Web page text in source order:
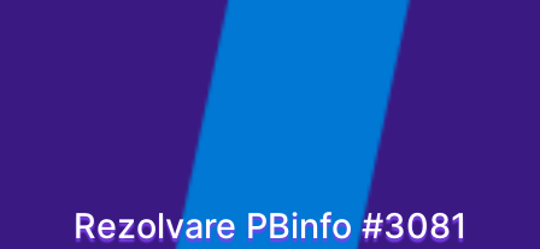
Rezolvare PBinfo #3081